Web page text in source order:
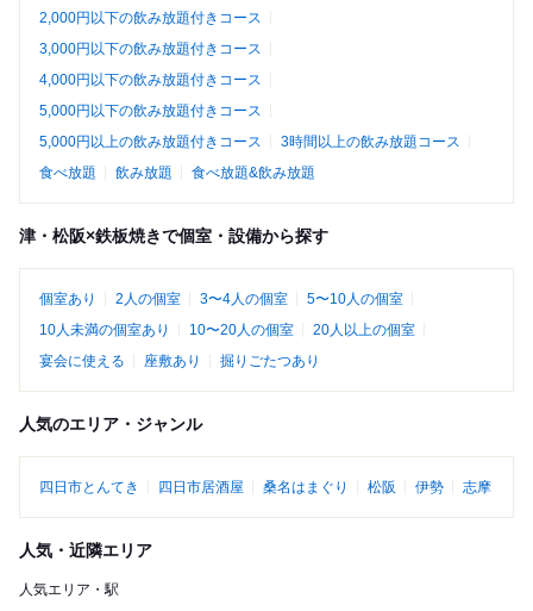
2,000円以下の飲み放題付きコース
3,000円以下の飲み放題付きコース
4,000円以下の飲み放題付きコース
5,000円以下の飲み放題付きコース
5,000円以上の飲み放題付きコース
3時間以上の飲み放題コース
食べ放題
飲み放題 食べ放題&飲み放題
津・松阪×鉄板焼きで個室・設備から探す
個室あり 2人の個室 3〜4人の個室
5〜10人の個室
10人未満の個室あり
10〜20人の個室
20人以上の個室
宴会に使える
座敷あり 掘りごたつあり
人気のエリア・ジャンル
四日市とんてき 四日市居酒屋 桑名はまぐり 松阪 伊勢 志摩
人気・近隣エリア
人気エリア・駅